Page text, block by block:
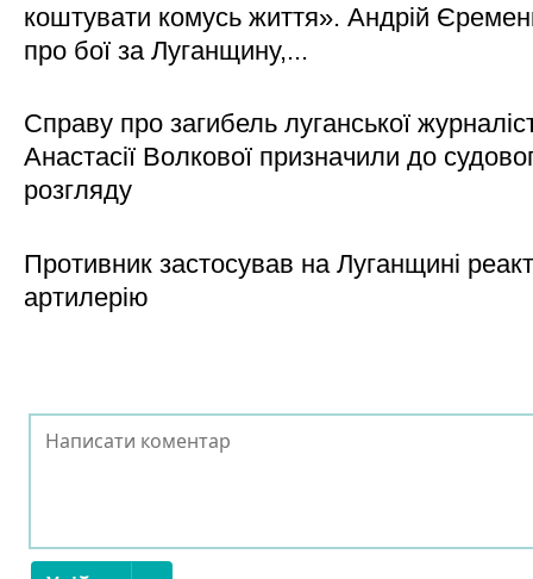
коштувати комусь життя». Андрій
про бої за Луганщину,...
Справу про загибель луганської
Анастасії Волкової призначили до
розгляду
Противник застосував на Луганщині
артилерію